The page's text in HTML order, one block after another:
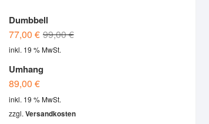
Dumbbell
99,00€Original
77,00 €
Current
inkl. 19 % MwSt.
Umhang
89,00 €
inkl. 19 % MwSt.
zzgl. Versandkosten